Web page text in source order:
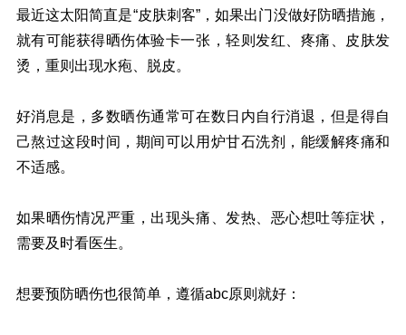
最近这太阳简直是“皮肤刺客”，如果出门没做好防晒措施，
就有可能获得晒伤体验卡一张，轻则发红、疼痛、皮肤发
烫，重则出现水疱、脱皮。
好消息是，多数晒伤通常可在数日内自行消退，但是得自
己熬过这段时间，期间可以用炉甘石洗剂，能缓解疼痛和
不适感。
如果晒伤情况严重，出现头痛、发热、恶心想吐等症状，
需要及时看医生。
想要预防晒伤也很简单，遵循abc原则就好：